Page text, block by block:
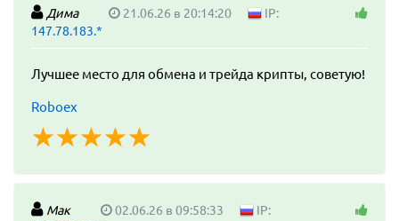
Дима 21.06.26 в 20:14:20
IP:
147.78.183.*
Лучшее место для обмена и трейда крипты, советую!
Roboex
☆☆☆☆☆
★★★★★
Мак 02.06.26 в 09:58:33
IP: